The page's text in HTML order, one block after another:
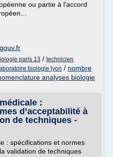
ou partie à l'accord
paris 13 / technicien
biologie lyon / nombre
analyses biologie
:
d’acceptabilité à
de techniques -
: spécifications et normes
validation de techniques